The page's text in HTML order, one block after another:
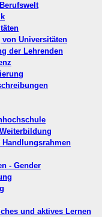
Universitäten
der Lehrenden
- Gender
und aktives Lernen